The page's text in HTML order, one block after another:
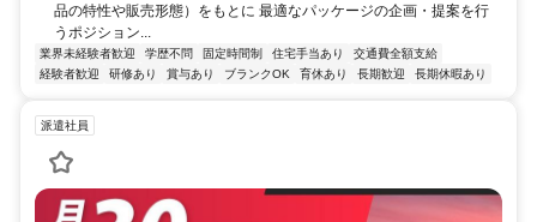
品の特性や販売形態）をもとに 最適なパッケージの企画・提案を行
うポジション...
業界未経験者歓迎 学歴不問 固定時間制 住宅手当あり
交通費全額支給
経験者歓迎
研修あり 賞与あり ブランクOK 育休あり 長期歓迎 長期休暇あり
派遣社員